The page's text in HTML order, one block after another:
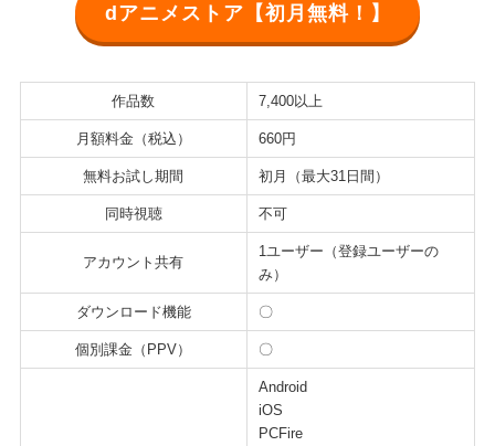
dアニメストア【初月無料！】
作品数 7,400以上
月額料金（税込） 660円
無料お試し期間 初月（最大31日間）
同時視聴 不可
アカウント共有
1ユーザー（登録ユーザーの
み）
ダウンロード機能 〇
個別課金（PPV） 〇
Android
iOS
PCFire